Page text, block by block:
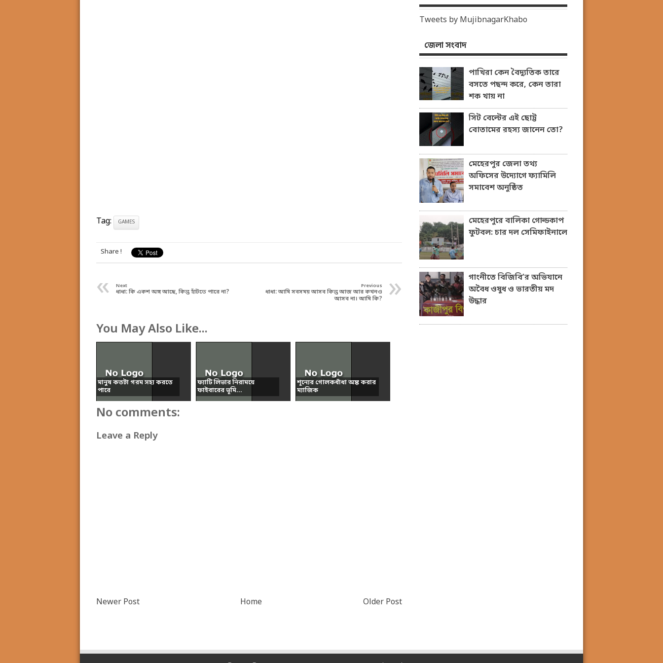
Tag: GAMES
Share !
« Next
ধাধা: কি একশ অঙ্গ আছে, কিন্তু হাঁটতে পারে না? »
Previous
ধাধা: আমি সবসময় আসব কিন্তু আজ আর কখনও
আসব না। আমি কি?
You May Also Like...
মানুষ কতটা গরম সহ্য করতে
পারে
ফ্যাটি লিভার নিরাময়ে
ফাইবারের ভূমি...
শূন্যের গোলকধাঁধা অঙ্ক করার
ম্যাজিক
No comments:
Leave a Reply
Newer Post Older Post
Home
Tweets by MujibnagarKhabo
জেলা সংবাদ
পাখিরা কেন বৈদ্যুতিক তারে
বসতে পছন্দ করে, কেন তারা
শক খায় না
সিট বেল্টের এই ছোট্ট
বোতামের রহস্য জানেন তো?
মেহেরপুর জেলা তথ্য
অফিসের উদ্যোগে ফ্যামিলি
সমাবেশ অনুষ্ঠিত
মেহেরপুরে বালিকা গোল্ডকাপ
ফুটবল: চার দল সেমিফাইনালে
গাংনীতে বিজিবি’র অভিযানে
অবৈধ ওষুধ ও ভারতীয় মদ
উদ্ধার